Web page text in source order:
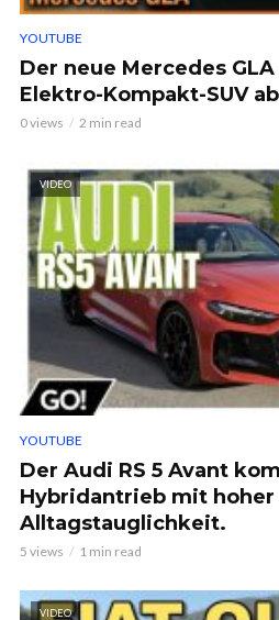
YOUTUBE
Der neue Mercedes
Elektro-Kompakt-SUV
0 views 2 min read
VIDEO
YOUTUBE
Der Audi RS 5 Avant
Hybridantrieb mit
Alltagstauglichkeit.
5 views 1 min read
VIDEO